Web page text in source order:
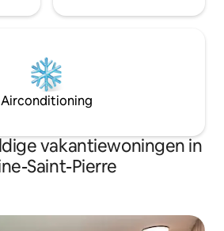
Airconditioning
vakantiewoningen in
Saint-Pierre